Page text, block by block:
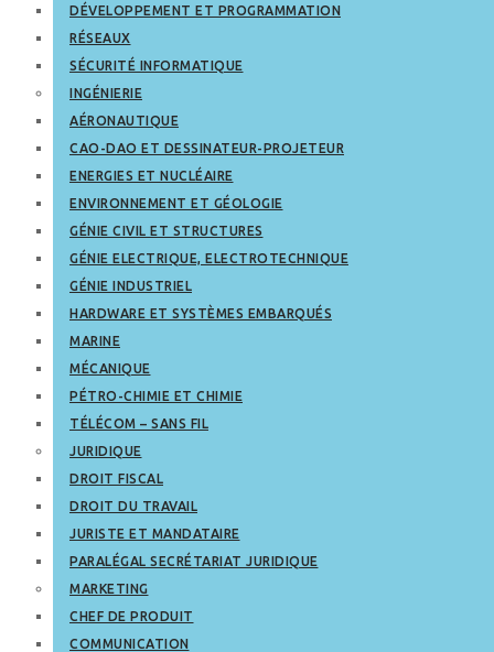
DÉVELOPPEMENT ET PROGRAMMATION
RÉSEAUX
SÉCURITÉ INFORMATIQUE
INGÉNIERIE
AÉRONAUTIQUE
CAO-DAO ET DESSINATEUR-PROJETEUR
ENERGIES ET NUCLÉAIRE
ENVIRONNEMENT ET GÉOLOGIE
GÉNIE CIVIL ET STRUCTURES
GÉNIE ELECTRIQUE, ELECTROTECHNIQUE
GÉNIE INDUSTRIEL
HARDWARE ET SYSTÈMES EMBARQUÉS
MARINE
MÉCANIQUE
PÉTRO-CHIMIE ET CHIMIE
TÉLÉCOM – SANS FIL
JURIDIQUE
DROIT FISCAL
DROIT DU TRAVAIL
JURISTE ET MANDATAIRE
PARALÉGAL SECRÉTARIAT JURIDIQUE
MARKETING
CHEF DE PRODUIT
COMMUNICATION